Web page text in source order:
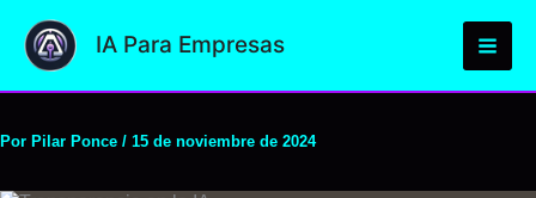
contenido
IA Para Empresas
Por Pilar Ponce / 15 de noviembre de 2024